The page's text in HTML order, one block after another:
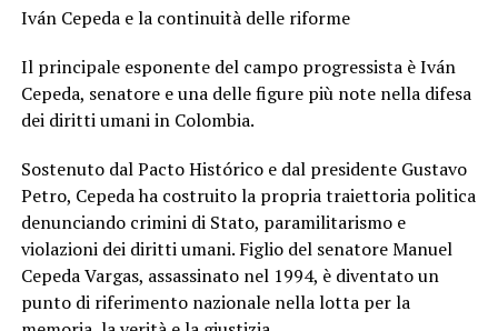
Iván Cepeda e la continuità delle riforme
Il principale esponente del campo progressista è Iván
Cepeda, senatore e una delle figure più note nella difesa
dei diritti umani in Colombia.
Sostenuto dal Pacto Histórico e dal presidente Gustavo
Petro, Cepeda ha costruito la propria traiettoria politica
denunciando crimini di Stato, paramilitarismo e
violazioni dei diritti umani. Figlio del senatore Manuel
Cepeda Vargas, assassinato nel 1994, è diventato un
punto di riferimento nazionale nella lotta per la